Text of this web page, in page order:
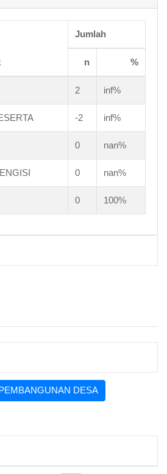
Jumlah
n %
2 inf%
-2 inf%
0 nan%
0 nan%
0 100%
DESA